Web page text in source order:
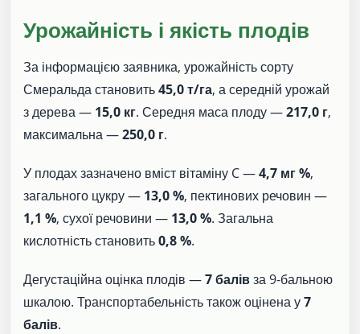
Урожайність і якість плодів
За інформацією заявника, урожайність сорту
Смеральда становить45,0 т/га, а середній урожай
з дерева — 15,0 кг. Середня маса плоду —217,0 г,
максимальна —250,0 г.
У плодах зазначено вміст вітаміну C —4,7 мг %,
загального цукру — 13,0 %, пектинових речовин —
1,1 %, сухої речовини — 13,0 %. Загальна
кислотність становить0,8 %.
Дегустаційна оцінка плодів —7 балівза 9-бальною
шкалою. Транспортабельність також оцінена у7
балів.